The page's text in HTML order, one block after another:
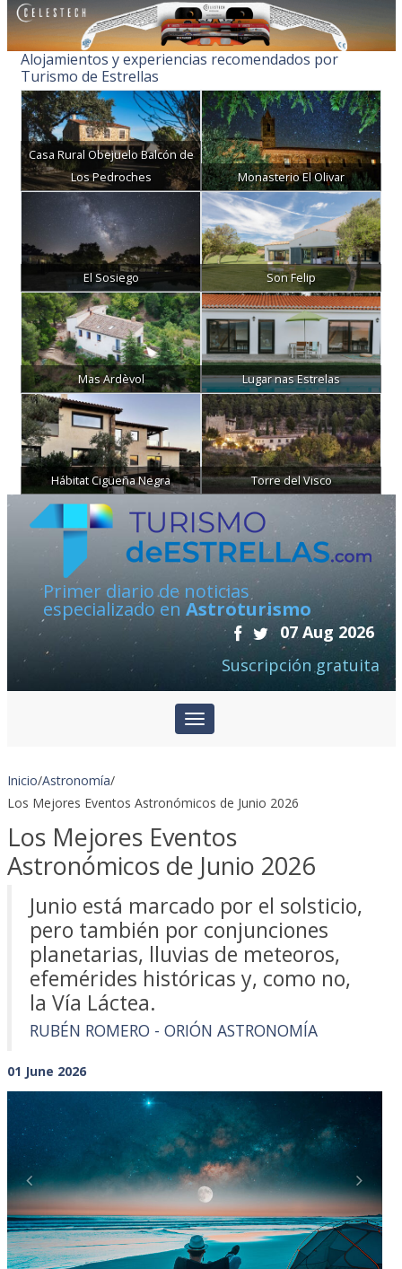
Alojamientos y experiencias recomendados por
Turismo de Estrellas
Casa Rural Obejuelo Balcón de
Los Pedroches
Monasterio El Olivar
El Sosiego Son Felip
Mas Ardèvol Lugar nas Estrelas
Hábitat Cigüeña Negra Torre del Visco
Primer diario de noticias
especializado en Astroturismo
07 Aug 2026
Suscripción gratuita
Inicio/Astronomía/
Los Mejores Eventos Astronómicos de Junio 2026
Los Mejores Eventos
Astronómicos de Junio 2026
Junio está marcado por el solsticio,
pero también por conjunciones
planetarias, lluvias de meteoros,
efemérides históricas y, como no,
la Vía Láctea.
RUBÉN ROMERO - ORIÓN ASTRONOMÍA
01 June 2026
Next